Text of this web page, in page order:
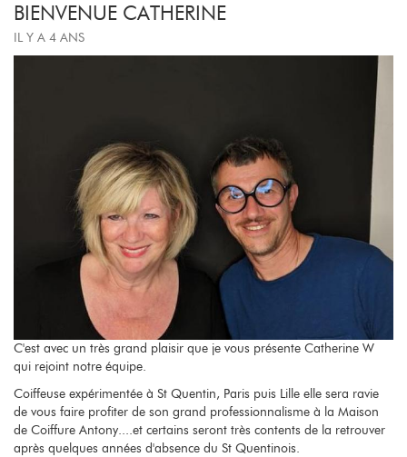
BIENVENUE CATHERINE
IL Y A 4 ANS
C'est avec un très grand plaisir que je vous présente Catherine W
qui rejoint notre équipe.
Coiffeuse expérimentée à St Quentin, Paris puis Lille elle sera ravie
de vous faire profiter de son grand professionnalisme à la Maison
de Coiffure Antony....et certains seront très contents de la retrouver
après quelques années d'absence du St Quentinois.